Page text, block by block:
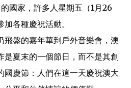
國家，許多人星期五（1月26
各種慶祝活動。
飛盤的嘉年華到戶外音樂會，澳
是夏末的一個節日，而不是其創
國慶節：人們在這一天慶祝澳大